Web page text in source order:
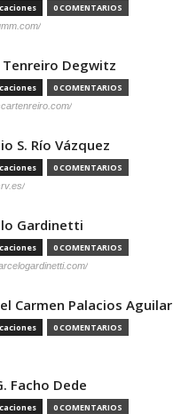
0 COMENTARIOS
Tenreiro Degwitz
0 COMENTARIOS
S. Río Vázquez
0 COMENTARIOS
Gardinetti
0 COMENTARIOS
Carmen Palacios Aguilar
0 COMENTARIOS
Facho Dede
0 COMENTARIOS